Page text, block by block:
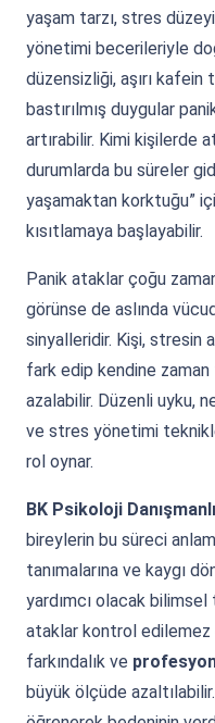
yaşam tarzı, stres
yönetimi becerileriyle
düzensizliği, aşırı
bastırılmış duygular
artırabilir. Kimi kişilerde
durumlarda bu süreler
yaşamaktan korktuğu”
kısıtlamaya başlayabilir.
Panik ataklar çoğu
görünse de aslında
sinyalleridir. Kişi, stresin
fark edip kendine zaman
azalabilir. Düzenli uyku,
ve stres yönetimi
rol oynar.
BK Psikoloji
bireylerin bu süreci
tanımalarına ve kaygı
yardımcı olacak
ataklar kontrol edilemez
farkındalık ve
büyük ölçüde